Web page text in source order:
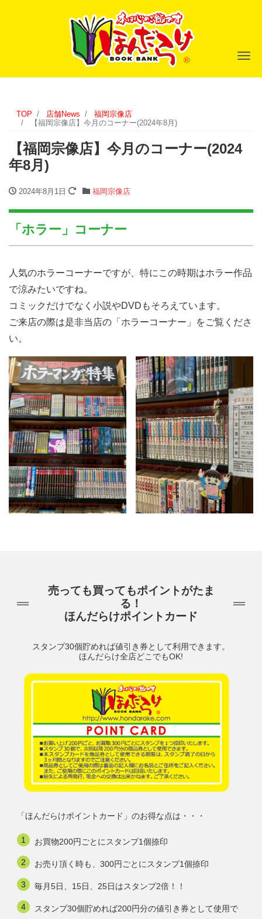
ナ
TOP 店舗News
福岡宗像店
【福岡宗像店】今月のコーナー(2024年8月)
【福岡宗像店】今月のコーナー(2024
年8月)
2024年8月1日 福岡宗像店
「ホラー」コーナー
人気のホラーコーナーですが、特にこの時期はホラー作品
で涼みたいですね。
コミックだけでなく小説やDVDもそろえています。
ご来店の際は是非当店の「ホラーコーナー」をご覧くださ
い。
売っても買ってもポイントがたま
る！
ほんだらけポイントカード
スタンプ30個貯めれば値引き券として利用できます。
ほんだらけ全店どこでもOK!
「ほんだらけポイントカード」のお得な点は・・・
お買物200円ごとにスタンプ1個捺印
お売り頂く時も、300円ごとにスタンプ1個捺印
毎月5日、15日、25日はスタンプ2倍！！
スタンプ30個貯めれば200円分の値引き券として使用で